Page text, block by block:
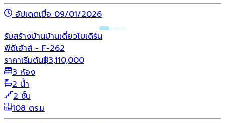
อัปเดตเมื่อ 09/01/2026
รับสร้างบ้านบ้านเดี่ยวโมเดิร์น
พีดีเฮ้าส์ - F-262
ราคาเริ่มต้น฿3,110,000
3 ห้อง
2 น้ำ
2 ชั้น
108 ตร.ม